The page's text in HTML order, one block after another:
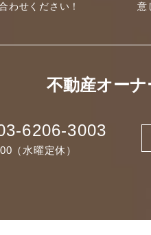
わせください！
意
不動産オーナ
6206-3003
（水曜定休）